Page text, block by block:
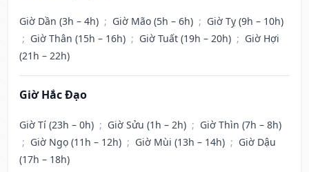
Giờ Dần (3h – 4h) ; Giờ Mão (5h – 6h) ; Giờ Tỵ (9h – 10h)
; Giờ Thân (15h – 16h) ; Giờ Tuất (19h – 20h) ; Giờ Hợi
(21h – 22h)
Giờ Hắc Đạo
Giờ Tí (23h – 0h) ; Giờ Sửu (1h – 2h) ; Giờ Thìn (7h – 8h)
; Giờ Ngọ (11h – 12h) ; Giờ Mùi (13h – 14h) ; Giờ Dậu
(17h – 18h)